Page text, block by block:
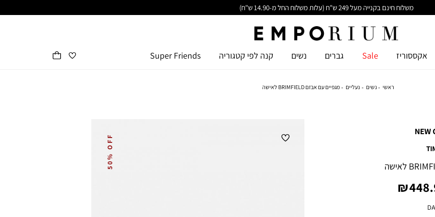
משלוח חינם בקנייה מעל 249 ש"ח (עלות משלוח החל מ-14.90 ש"ח)
אקססוריז Sale גברים נשים קנה לפי קטגוריה Super Friends
ראשי נשים נעליים מגפיים עם אבזם BRIMFIELD לאישה
50% OFF
NEW